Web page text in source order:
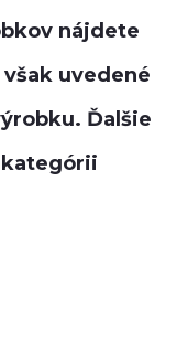
nájdete
uvedené
Ďalšie
kategórii